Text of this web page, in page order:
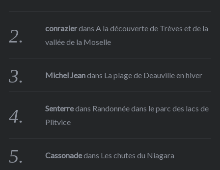
conrazierdans A la découverte de Trèves et de la
vallée de la Moselle
Michel Jeandans La plage de Deauville en hiver
Senterredans Randonnée dans le parc des lacs de
Plitvice
Cassonadedans Les chutes du Niagara